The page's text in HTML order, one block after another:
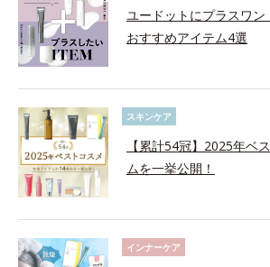
ユードットにプラスワ
おすすめアイテム4選
スキンケア
【累計54冠】2025年ベ
ムを一挙公開！
インナーケア